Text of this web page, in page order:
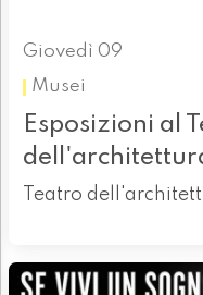
Giovedì 09
Musei
Esposizioni al
Teatro